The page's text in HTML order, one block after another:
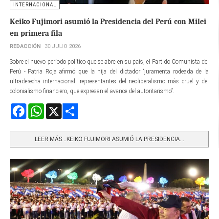
INTERNACIONAL
Keiko Fujimori asumió la Presidencia del Perú con Milei
en primera fila
REDACCIÓN 30 JULIO 2026
Sobre el nuevo período político que se abre en su país, el Partido Comunista del
Perú - Patria Roja afirmó que la hija del dictador “juramenta rodeada de la
ultraderecha internacional, representantes del neoliberalismo más cruel y del
colonialismo financiero, que expresan el avance del autoritarismo”.
FacebookWhatsApp
LEER MÁS…KEIKO FUJIMORI ASUMIÓ LA PRESIDENCIA...